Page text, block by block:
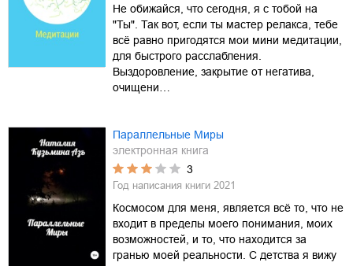
Не обижайся, что сегодня, я с тобой на
"Ты". Так вот, если ты мастер релакса, тебе
всё равно пригодятся мои мини медитации,
для быстрого расслабления.
Выздоровление, закрытие от негатива,
очищени…
Параллельные Миры
электронная книга
3
Год написания книги 2021
Космосом для меня, является всё то, что не
входит в пределы моего понимания, моих
возможностей, и то, что находится за
гранью моей реальности. С детства я вижу